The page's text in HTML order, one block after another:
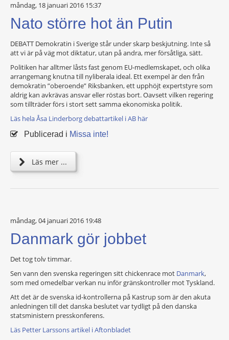
måndag, 18 januari 2016 15:37
Nato större hot än Putin
DEBATT Demokratin i Sverige står under skarp beskjutning. Inte så
att vi är på väg mot diktatur, utan på andra, mer försåtliga, sätt.
Politiken har alltmer låsts fast genom EU-medlemskapet, och olika
arrangemang knutna till nyliberala ideal. Ett exempel är den från
demokratin ”oberoende” Riksbanken, ett upphöjt expertstyre som
aldrig kan avkrävas ansvar eller röstas bort. Oavsett vilken regering
som tillträder förs i stort sett samma ekonomiska politik.
Läs hela Åsa Linderborg debattartikel i AB här
Publicerad i Missa inte!
Läs mer ...
måndag, 04 januari 2016 19:48
Danmark gör jobbet
Det tog tolv timmar.
Sen vann den svenska regeringen sitt chickenrace mot Danmark,
som med omedelbar verkan nu inför gränskontroller mot Tyskland.
Att det är de svenska id-kontrollerna på Kastrup som är den akuta
anledningen till det danska beslutet var tydligt på den danska
statsministern presskonferens.
Läs Petter Larssons artikel i Aftonbladet